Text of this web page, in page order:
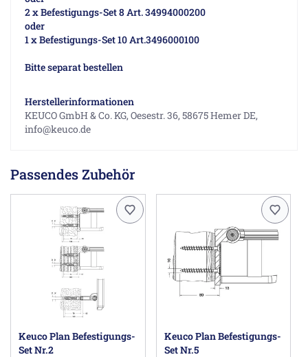
2 x Befestigungs-Set 8 Art. 34994000200
oder
1 x Befestigungs-Set 10 Art.3496000100
Bitte separat bestellen
Herstellerinformationen
KEUCO GmbH & Co. KG, Oesestr. 36, 58675 Hemer DE,
info@keuco.de
Passendes Zubehör
Keuco Plan Befestigungs-
Set Nr.2
Keuco Plan Befestigungs-
Set Nr.5